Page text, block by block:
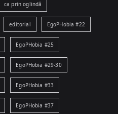
ca prin oglindă
editorial EgoPHobia #22
EgoPHobia #25
EgoPHobia #29-30
EgoPHobia #33
EgoPHobia #37